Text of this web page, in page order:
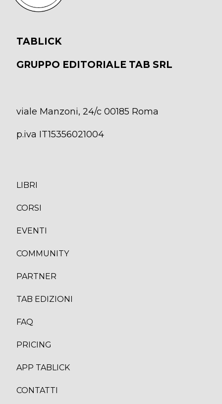
TABLICK
GRUPPO EDITORIALE TAB SRL
viale Manzoni, 24/c 00185 Roma
p.iva IT15356021004
LIBRI
CORSI
EVENTI
COMMUNITY
PARTNER
TAB EDIZIONI
FAQ
PRICING
APP TABLICK
CONTATTI